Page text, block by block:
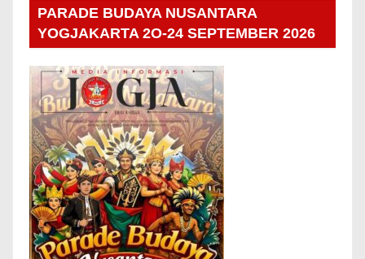
PARADE BUDAYA NUSANTARA
YOGJAKARTA 2O-24 SEPTEMBER 2026